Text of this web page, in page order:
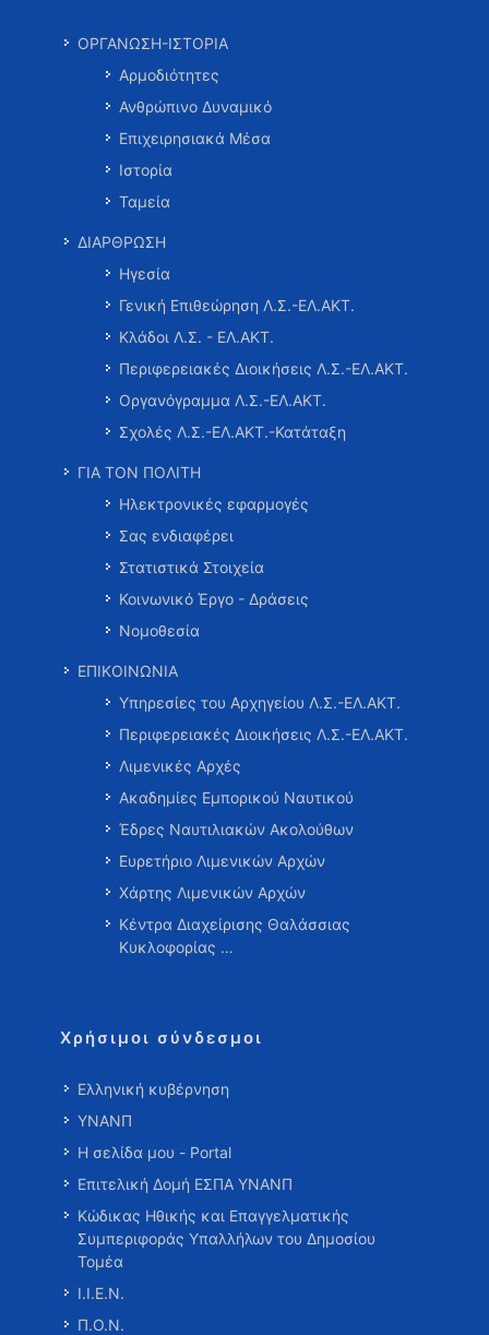
ΟΡΓΑΝΩΣΗ-ΙΣΤΟΡΙΑ
Αρμοδιότητες
Ανθρώπινο Δυναμικό
Επιχειρησιακά Μέσα
Ιστορία
Ταμεία
ΔΙΑΡΘΡΩΣΗ
Ηγεσία
Γενική Επιθεώρηση Λ.Σ.-ΕΛ.ΑΚΤ.
Κλάδοι Λ.Σ. - ΕΛ.ΑΚΤ.
Περιφερειακές Διοικήσεις Λ.Σ.-ΕΛ.ΑΚΤ.
Οργανόγραμμα Λ.Σ.-ΕΛ.ΑΚΤ.
Σχολές Λ.Σ.-ΕΛ.ΑΚΤ.-Κατάταξη
ΓΙΑ ΤΟΝ ΠΟΛΙΤΗ
Ηλεκτρονικές εφαρμογές
Σας ενδιαφέρει
Στατιστικά Στοιχεία
Κοινωνικό Έργο - Δράσεις
Νομοθεσία
ΕΠΙΚΟΙΝΩΝΙΑ
Υπηρεσίες του Αρχηγείου Λ.Σ.-ΕΛ.ΑΚΤ.
Περιφερειακές Διοικήσεις Λ.Σ.-ΕΛ.ΑΚΤ.
Λιμενικές Αρχές
Ακαδημίες Εμπορικού Ναυτικού
Έδρες Ναυτιλιακών Ακολούθων
Ευρετήριο Λιμενικών Αρχών
Χάρτης Λιμενικών Αρχών
Κέντρα Διαχείρισης Θαλάσσιας
Κυκλοφορίας …
Χρήσιμοι σύνδεσμοι
Ελληνική κυβέρνηση
ΥΝΑΝΠ
Η σελίδα μου - Portal
Επιτελική Δομή ΕΣΠΑ ΥΝΑΝΠ
Κώδικας Ηθικής και Επαγγελματικής
Συμπεριφοράς Υπαλλήλων του Δημοσίου
Τομέα
Ι.Ι.Ε.Ν.
Π.Ο.Ν.